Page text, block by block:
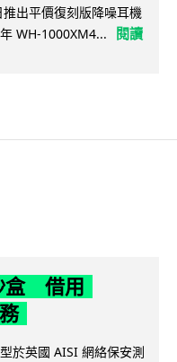
出平價復刻版降噪耳機
WH-1000XM4...
閱讀
盒 借用
於英國 AISI 網絡保安測